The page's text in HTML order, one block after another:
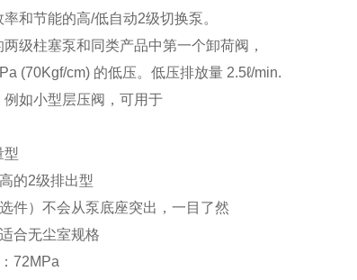
和节能的高/低自动2级切换泵。
级柱塞泵和同类产品中第一个卸荷阀，
(70Kgf/cm) 的低压。 低压排放量 2.5ℓ/min.
例如小型层压阀，可用于
型
的2级排出型
件）不会从泵底座突出，一目了然
合无尘室规格
72MPa